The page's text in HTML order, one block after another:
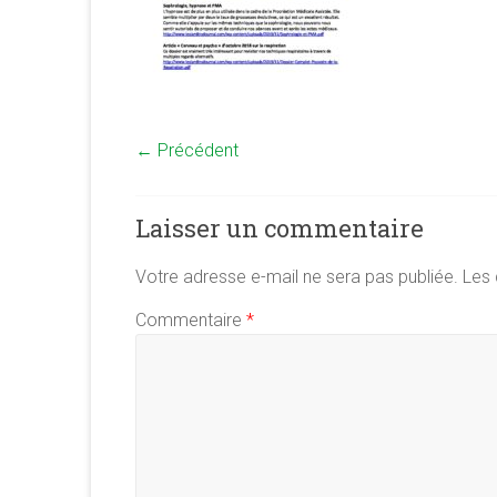
← Précédent
Laisser un commentaire
Votre adresse e-mail ne sera pas publiée. Les
Commentaire *